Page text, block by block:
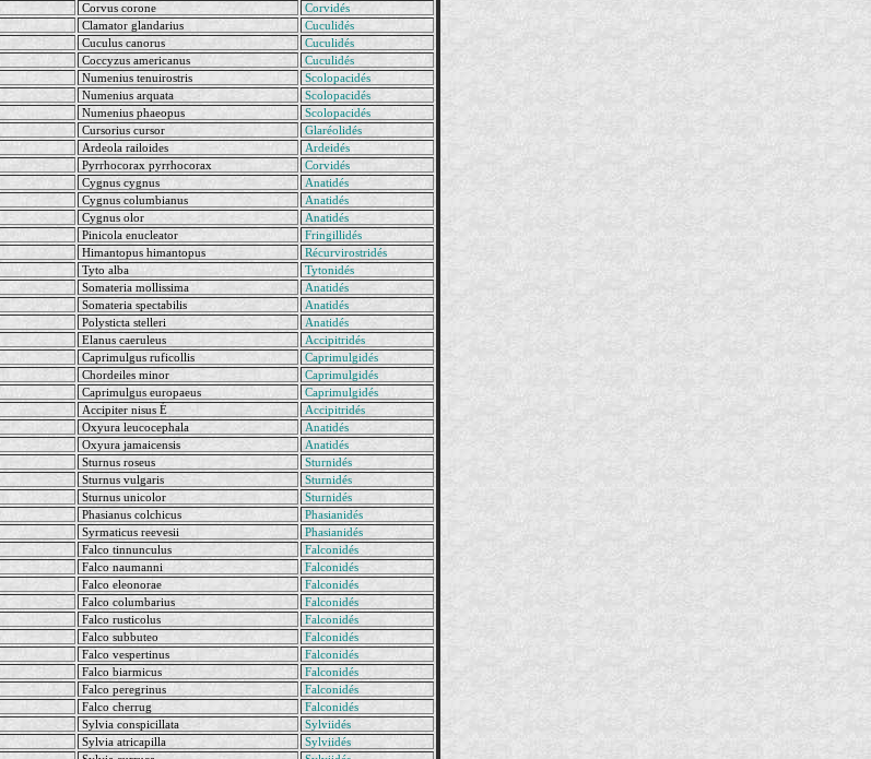
Corvus corone
Corvidés
Clamator glandarius
Cuculidés
Cuculus canorus
Cuculidés
Coccyzus americanus
Cuculidés
Numenius tenuirostris
Scolopacidés
Numenius arquata
Scolopacidés
Numenius phaeopus
Scolopacidés
Cursorius cursor
Glaréolidés
Ardeola railoides
Ardeidés
Pyrrhocorax pyrrhocorax
Corvidés
Cygnus cygnus
Anatidés
Cygnus columbianus
Anatidés
Cygnus olor
Anatidés
Pinicola enucleator
Fringillidés
Himantopus himantopus
Récurvirostridés
Tyto alba
Tytonidés
Somateria mollissima
Anatidés
Somateria spectabilis
Anatidés
Polysticta stelleri
Anatidés
Elanus caeruleus
Accipitridés
Caprimulgus ruficollis
Caprimulgidés
Chordeiles minor
Caprimulgidés
Caprimulgus europaeus
Caprimulgidés
Accipiter nisus É
Accipitridés
Oxyura leucocephala
Anatidés
Oxyura jamaicensis
Anatidés
Sturnus roseus
Sturnidés
Sturnus vulgaris
Sturnidés
Sturnus unicolor
Sturnidés
Phasianus colchicus
Phasianidés
Syrmaticus reevesii
Phasianidés
Falco tinnunculus
Falconidés
Falco naumanni
Falconidés
Falco eleonorae
Falconidés
Falco columbarius
Falconidés
Falco rusticolus
Falconidés
Falco subbuteo
Falconidés
Falco vespertinus
Falconidés
Falco biarmicus
Falconidés
Falco peregrinus
Falconidés
Falco cherrug
Falconidés
Sylvia conspicillata
Sylviidés
Sylvia atricapilla
Sylviidés